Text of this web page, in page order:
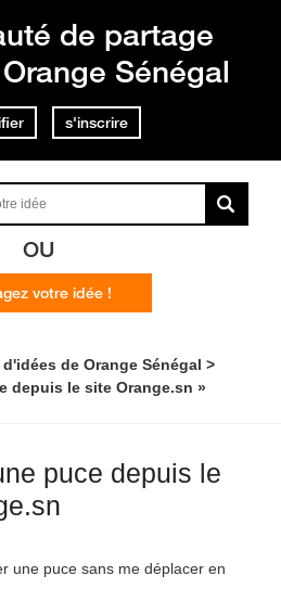
de partage
Sénégal
s'inscrire
OU
votre idée !
de Orange Sénégal
depuis le site Orange.sn »
puce depuis le
une puce sans me déplacer en